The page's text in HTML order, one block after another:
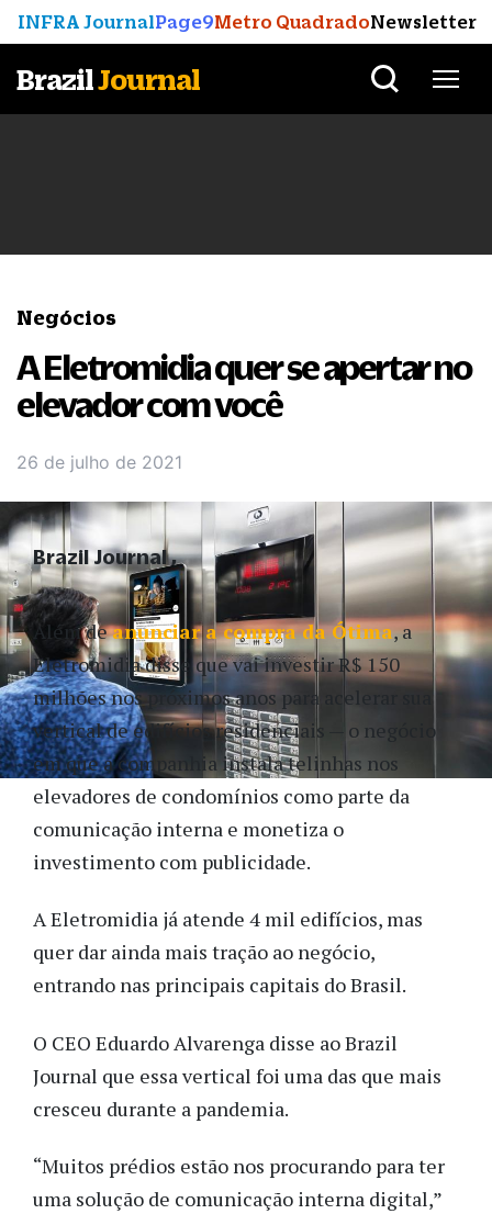
INFRA JournalPage9Metro QuadradoNewsletter
BrazilJournal
Negócios
A Eletromidia quer se apertar no
elevador com você
26 de julho de 2021
Além deanunciar a compra da Ótima, a
Eletromidia disse que vai investir R$ 150
milhões nos próximos anos para acelerar sua
vertical de edifícios residenciais — o negócio
em que a companhia instala telinhas nos
elevadores de condomínios como parte da
comunicação interna e monetiza o
investimento com publicidade.
A Eletromidia já atende 4 mil edifícios, mas
quer dar ainda mais tração ao negócio,
entrando nas principais capitais do Brasil.
O CEO Eduardo Alvarenga disse ao Brazil
Journal que essa vertical foi uma das que mais
cresceu durante a pandemia.
“Muitos prédios estão nos procurando para ter
uma solução de comunicação interna digital,”
Brazil Journal